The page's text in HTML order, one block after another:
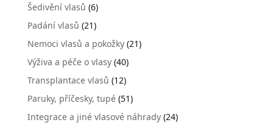
Šedivění vlasů (6)
Padání vlasů (21)
Nemoci vlasů a pokožky(21)
Výživa a péče o vlasy(40)
Transplantace vlasů (12)
Paruky, příčesky, tupé(51)
Integrace a jiné vlasové náhrady(24)